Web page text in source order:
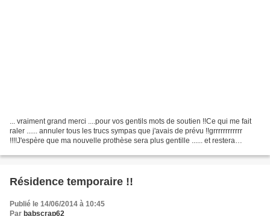
... vraiment grand merci ....pour vos gentils mots de soutien !!Ce qui me fait
raler ...... annuler tous les trucs sympas que j'avais de prévu !!grrrrrrrrrrrr
!!!!J'espère que ma nouvelle prothèse sera plus gentille ...... et restera
Résidence temporaire !!
Publié le 14/06/2014 à 10:45
Par babscrap62